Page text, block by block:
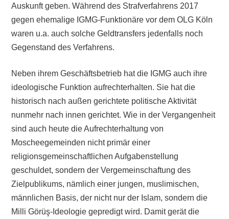
Auskunft geben. Während des Strafverfahrens 2017
gegen ehemalige IGMG-Funktionäre vor dem OLG Köln
waren u.a. auch solche Geldtransfers jedenfalls noch
Gegenstand des Verfahrens.
Neben ihrem Geschäftsbetrieb hat die IGMG auch ihre
ideologische Funktion aufrechterhalten. Sie hat die
historisch nach außen gerichtete politische Aktivität
nunmehr nach innen gerichtet. Wie in der Vergangenheit
sind auch heute die Aufrechterhaltung von
Moscheegemeinden nicht primär einer
religionsgemeinschaftlichen Aufgabenstellung
geschuldet, sondern der Vergemeinschaftung des
Zielpublikums, nämlich einer jungen, muslimischen,
männlichen Basis, der nicht nur der Islam, sondern die
Milli Görüş-Ideologie gepredigt wird. Damit gerät die